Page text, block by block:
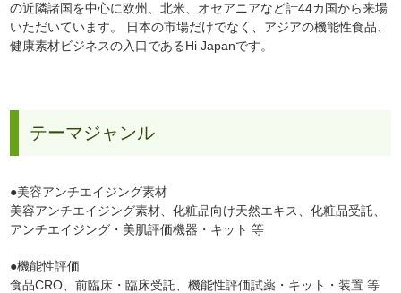
の近隣諸国を中心に欧州、北米、オセアニアなど計44カ国から来場
いただいています。 日本の市場だけでなく、アジアの機能性食品、
健康素材ビジネスの入口であるHi Japanです。
テーマジャンル
●美容アンチエイジング素材
美容アンチエイジング素材、化粧品向け天然エキス、化粧品受託、
アンチエイジング・美肌評価機器・キット 等
●機能性評価
食品CRO、前臨床・臨床受託、機能性評価試薬・キット・装置 等